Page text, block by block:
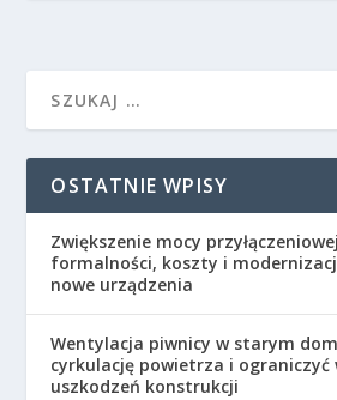
OSTATNIE WPISY
Zwiększenie mocy
formalności, koszty i
nowe urządzenia
Wentylacja piwnicy w starym
cyrkulację powietrza i ograniczyć
uszkodzeń konstrukcji